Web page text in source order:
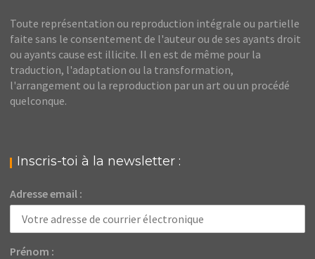
Toute représentation ou reproduction intégrale ou partielle
faite sans le consentement de l'auteur ou de ses ayants droit
ou ayants cause est illicite. Il en est de même pour la
traduction, l'adaptation ou la transformation,
l'arrangement ou la reproduction par un art ou un procédé
quelconque.
Inscris-toi à la newsletter :
Adresse email :
Prénom :